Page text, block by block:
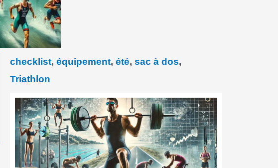
checklist, équipement, été, sac à dos,
Triathlon